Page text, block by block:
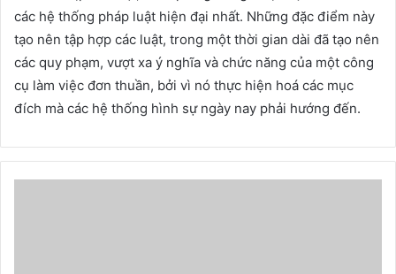
các hệ thống pháp luật hiện đại nhất. Những đặc điểm này
tạo nên tập hợp các luật, trong một thời gian dài đã tạo nên
các quy phạm, vượt xa ý nghĩa và chức năng của một công
cụ làm việc đơn thuần, bởi vì nó thực hiện hoá các mục
đích mà các hệ thống hình sự ngày nay phải hướng đến.